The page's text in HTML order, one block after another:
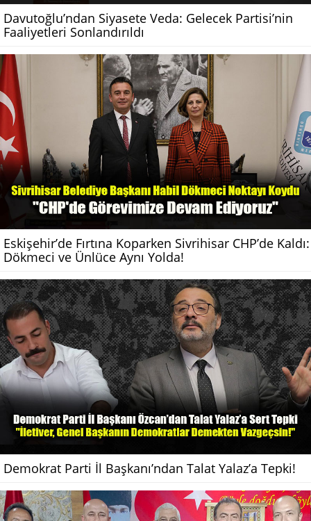
Davutoğlu’ndan Siyasete Veda: Gelecek Partisi’nin
Faaliyetleri Sonlandırıldı
Eskişehir’de Fırtına Koparken Sivrihisar CHP’de Kaldı:
Dökmeci ve Ünlüce Aynı Yolda!
Demokrat Parti İl Başkanı’ndan Talat Yalaz’a Tepki!